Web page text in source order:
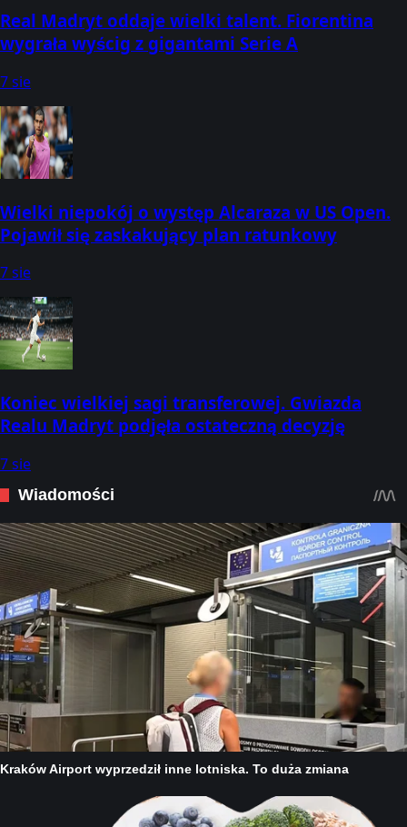
Real Madryt oddaje wielki talent. Fiorentina
wygrała wyścig z gigantami Serie A
7 sie
Wielki niepokój o występ Alcaraza w US Open.
Pojawił się zaskakujący plan ratunkowy
7 sie
Koniec wielkiej sagi transferowej. Gwiazda
Realu Madryt podjęła ostateczną decyzję
7 sie